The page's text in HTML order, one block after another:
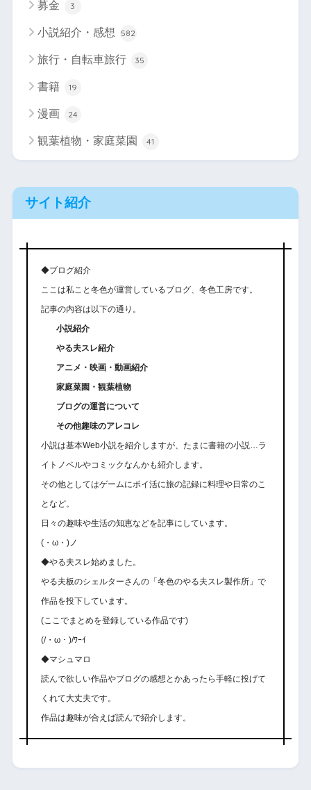
募金 3
小説紹介・感想 582
旅行・自転車旅行 35
書籍 19
漫画 24
観葉植物・家庭菜園 41
サイト紹介
◆ブログ紹介
ここは私こと冬色が運営しているブログ、冬色工房です。
記事の内容は以下の通り。
小説紹介
やる夫スレ紹介
アニメ・映画・動画紹介
家庭菜園・観葉植物
ブログの運営について
その他趣味のアレコレ
小説は基本Web小説を紹介しますが、たまに書籍の小説…ラ
イトノベルやコミックなんかも紹介します。
その他としてはゲームにポイ活に旅の記録に料理や日常のこ
となど。
日々の趣味や生活の知恵などを記事にしています。
(・ω・)ノ
◆やる夫スレ始めました。
やる夫板のシェルターさんの「冬色のやる夫スレ製作所」で
作品を投下しています。
(ここでまとめを登録している作品です)
(/・ω・)/ﾜｰｲ
◆マシュマロ
読んで欲しい作品やブログの感想とかあったら手軽に投げて
くれて大丈夫です。
作品は趣味が合えば読んで紹介します。